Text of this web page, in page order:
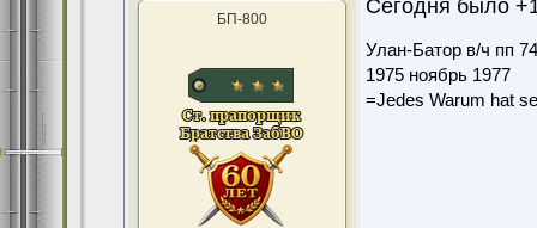
БП-800
Сегодня было
Улан-Батор в/ч пп
1975 ноябрь 1977
=Jedes Warum hat